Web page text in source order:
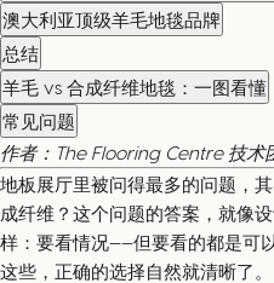
澳大利亚顶级羊毛地毯品牌
总结
羊毛 vs 合成纤维地毯：一图看懂
常见问题
作者：The Flooring Centre 技术
地板展厅里被问得最多的问题，
成纤维？这个问题的答案，就像
样：要看情况——但要看的都是可
这些，正确的选择自然就清晰了。